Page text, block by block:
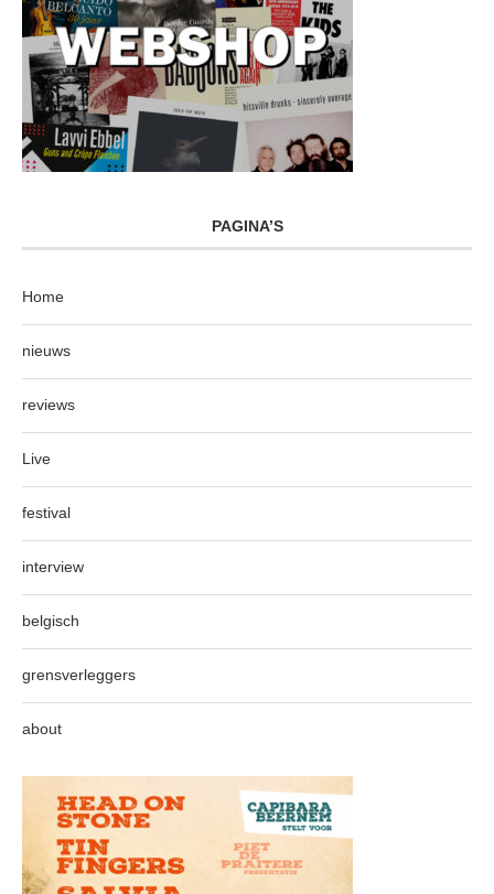
PAGINA’S
Home
nieuws
reviews
Live
festival
interview
belgisch
grensverleggers
about